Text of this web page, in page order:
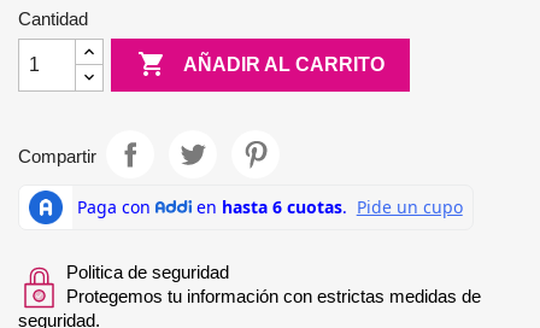
Cantidad
 AÑADIR AL CARRITO
Compartir
Politica de seguridad
Protegemos tu información con estrictas medidas de
seguridad.